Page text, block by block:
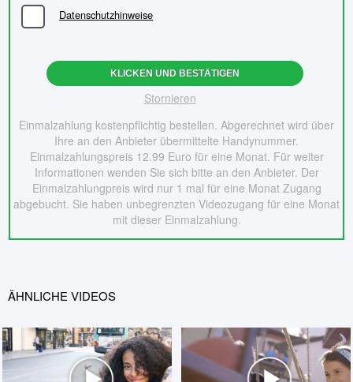
Datenschutzhinweise
KLICKEN UND BESTÄTIGEN
Stornieren
Einmalzahlung kostenpflichtig bestellen. Abgerechnet wird über
Ihre an den Anbieter übermittelte Handynummer.
Einmalzahlungspreis 12.99 Euro für eine Monat. Für weiter
Informationen wenden Sie sich bitte an den Anbieter. Der
Einmalzahlungpreis wird nur 1 mal für eine Monat Zugang
abgebucht. Sie haben unbegrenzten Videozugang für eine Monat
mit dieser Einmalzahlung.
ÄHNLICHE VIDEOS